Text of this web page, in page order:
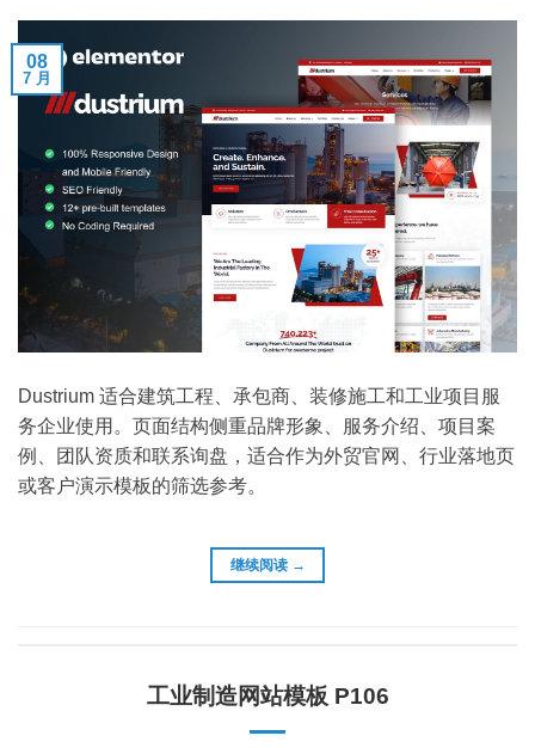
08
7 月
Dustrium 适合建筑工程、承包商、装修施工和工业项目服
务企业使用。页面结构侧重品牌形象、服务介绍、项目案
例、团队资质和联系询盘，适合作为外贸官网、行业落地页
或客户演示模板的筛选参考。
继续阅读 →
工业制造网站模板 P106